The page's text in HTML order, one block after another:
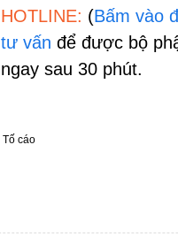
HOTLINE: (Bấm vào
tư vấn để được bộ
ngay sau 30 phút.
Tố cáo